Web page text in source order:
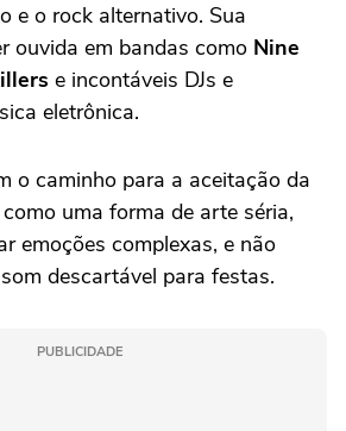
e o rock alternativo. Sua
ouvida em bandas como Nine
e incontáveis DJs e
eletrônica.
o caminho para a aceitação da
uma forma de arte séria,
emoções complexas, e não
descartável para festas.
PUBLICIDADE